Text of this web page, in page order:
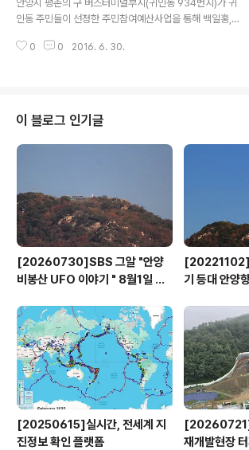
서는 제2의 안양부흥 원년임을 선포해 특성화된 권역별 발
전계획 수립, 첨단창조산업육성, 사람중심의 인문도시 조
성, 맞춤형 도시재생사업 추진, 안양천 명소화 사업 추진을
안양시 평촌의 구 버스터미널부지(귀인동 934번지)가 귀
인동 주민들이 선정한 주민참여예산사업을 통해 백일홍,
궐’이란 말이 어울릴 멋진 꽃동산으로 변신했다. 안양시는
개방시간은 오전 9시부터 오후 6시까지이며 가을에는 메
밀꽃 등을 추가 파종할 계획이다. 당초 이곳은 시외버스터
미널 건립이 무산되면서 오랫동안 공터로 방치돼, 불법경
지 소유주인 LH와 토지사용 협의를 거쳐 금년 4..
0 0 2016. 6. 30.
이 블로그 인기글
[20260730]SBS 그알 "안양
비봉산 UFO 이야기 " 8월1일 방
[20221102]
기 등대 안양
[20250615]실시간, 전세계 지
진정보 확인 플랫폼
[20260721]
재개발현장